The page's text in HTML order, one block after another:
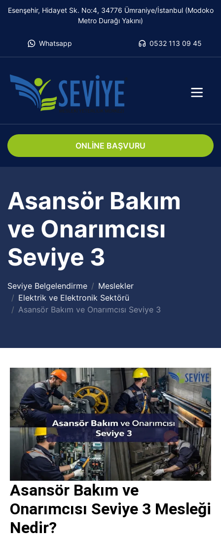
Esenşehir, Hidayet Sk. No:4, 34776 Ümraniye/İstanbul (Modoko
Metro Durağı Yakını)
Whatsapp 0532 113 09 45
ONLİNE BAŞVURU
Asansör Bakım
ve Onarımcısı
Seviye 3
Seviye Belgelendirme
Meslekler
Elektrik ve Elektronik Sektörü
Asansör Bakım ve Onarımcısı Seviye 3
Asansör Bakım ve
Onarımcısı Seviye 3 Mesleği
Nedir?